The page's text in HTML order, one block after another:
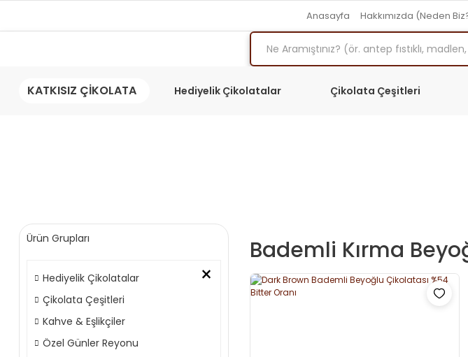
Anasayfa Hakkımızda (Neden
KATKISIZ ÇİKOLATA Hediyelik Çikolatalar Çikolata Çeşitleri
Ürün Grupları
×
Hediyelik Çikolatalar
Çikolata Çeşitleri
Kahve & Eşlikçiler
Özel Günler Reyonu
Bademli Kırma